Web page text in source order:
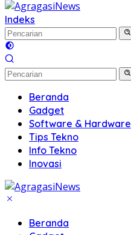
Indeks
Beranda
Gadget
Software & Hardware
Tips Tekno
Info Tekno
Inovasi
Beranda